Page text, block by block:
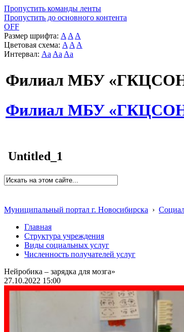
Пропустить команды ленты
Пропустить до основного контента
OFF
Размер шрифта: A A A
Цветовая схема: A A A
Интервал: Aa Aa Aa
Филиал МБУ
Филиал МБУ
Untitled_1
Муниципальный портал г. Новосибирска ›
Главная
Структура учреждения
Виды социальных услуг
Численность получателей услуг
Нейробика – зарядка для мозга»
27.10.2022 15:00